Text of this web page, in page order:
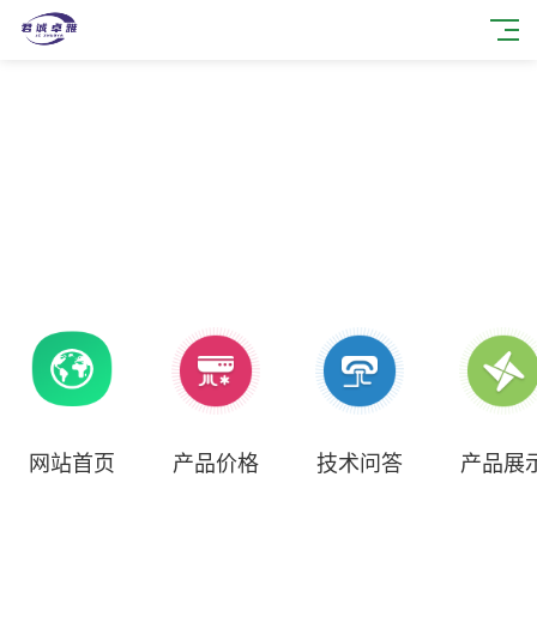
网站首页 产品价格 技术问答 产品展